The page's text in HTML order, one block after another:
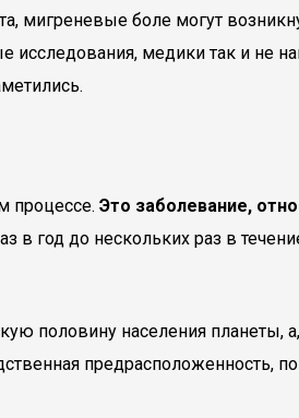
мигреневые боле могут
медики так и не
процессе. Это заболевание,
год до нескольких раз в
половину населения планеты,
предрасположенность,